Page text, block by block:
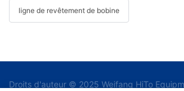
ligne de revêtement de bobine
Droits d'auteur © 2025 Weifang HiTo